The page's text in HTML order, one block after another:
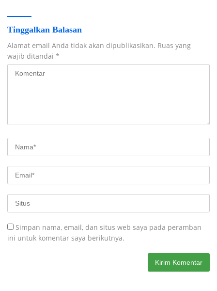
Tinggalkan Balasan
Alamat email Anda tidak akan dipublikasikan. Ruas yang
wajib ditandai *
Simpan nama, email, dan situs web saya pada peramban
ini untuk komentar saya berikutnya.